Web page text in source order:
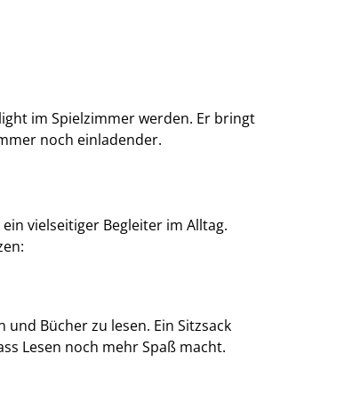
im Spielzimmer werden. Er bringt
noch einladender.
vielseitiger Begleiter im Alltag.
Bücher zu lesen. Ein Sitzsack
Lesen noch mehr Spaß macht.